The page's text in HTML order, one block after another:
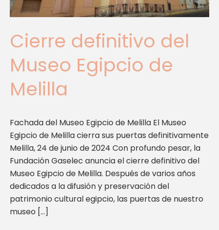
Cierre definitivo del
Museo Egipcio de
Melilla
Fachada del Museo Egipcio de Melilla El Museo
Egipcio de Melilla cierra sus puertas definitivamente
Melilla, 24 de junio de 2024 Con profundo pesar, la
Fundación Gaselec anuncia el cierre definitivo del
Museo Egipcio de Melilla. Después de varios años
dedicados a la difusión y preservación del
patrimonio cultural egipcio, las puertas de nuestro
museo […]